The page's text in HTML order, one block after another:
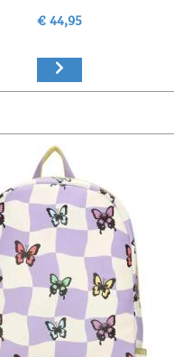
€ 44,95